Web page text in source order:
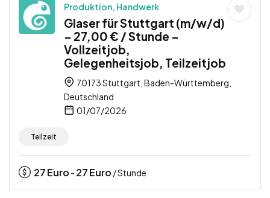
Produktion, Handwerk
Glaser für Stuttgart (m/w/d)
– 27,00 € / Stunde –
Vollzeitjob,
Gelegenheitsjob, Teilzeitjob
70173 Stuttgart, Baden-Württemberg,
Deutschland
01/07/2026
Teilzeit
27Euro - 27Euro / Stunde